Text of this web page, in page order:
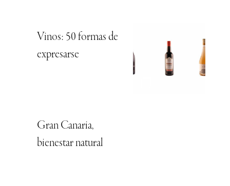
Vinos: 50 formas de
expresarse
Gran Canaria,
bienestar natural